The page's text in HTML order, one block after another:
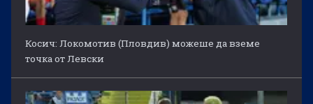
Косич: Локомотив (Пловдив) можеше да вземе
точка от Левски